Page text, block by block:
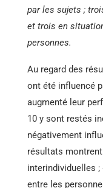
par les sujets ;
et trois en
personnes.
Au regard des
ont été influencé
augmenté leur
10 y sont restés
négativement
résultats
interindividuelles ;
entre les